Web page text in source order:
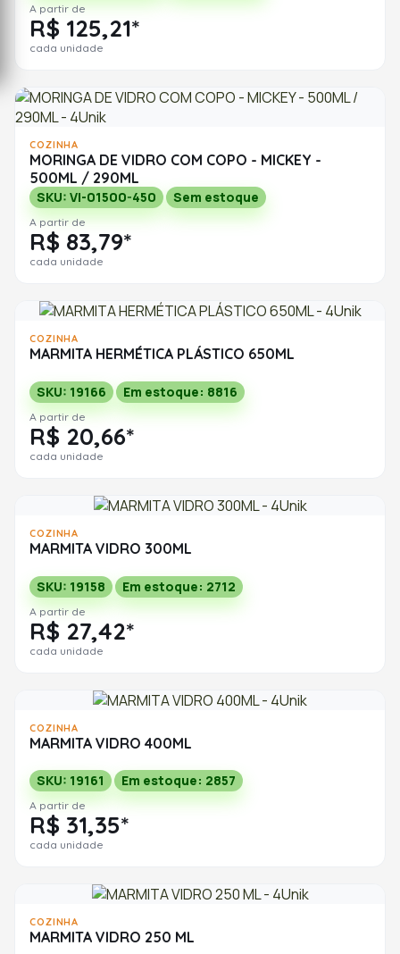
A partir de
R$ 125,21*
cada unidade
COZINHA
MORINGA DE VIDRO COM COPO - MICKEY -
500ML / 290ML
SKU: VI-01500-450 Sem estoque
A partir de
R$ 83,79*
cada unidade
COZINHA
MARMITA HERMÉTICA PLÁSTICO 650ML
SKU: 19166 Em estoque: 8816
A partir de
R$ 20,66*
cada unidade
COZINHA
MARMITA VIDRO 300ML
SKU: 19158 Em estoque: 2712
A partir de
R$ 27,42*
cada unidade
COZINHA
MARMITA VIDRO 400ML
SKU: 19161 Em estoque: 2857
A partir de
R$ 31,35*
cada unidade
COZINHA
MARMITA VIDRO 250 ML